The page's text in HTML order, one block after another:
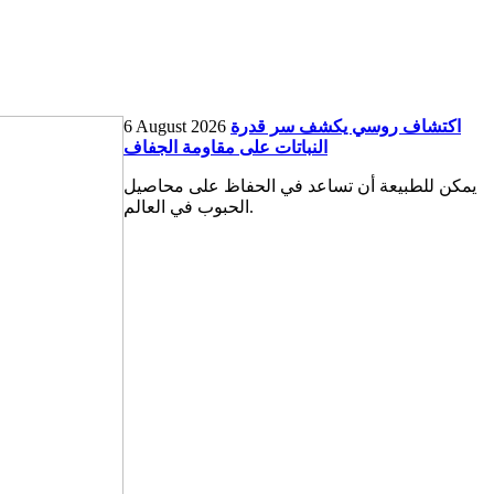
6 August 2026 اكتشاف روسي يكشف سر قدرة
النباتات على مقاومة الجفاف
يمكن للطبيعة أن تساعد في الحفاظ على محاصيل
الحبوب في العالم.